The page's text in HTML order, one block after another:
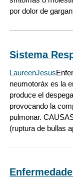
por dolor de
Sistema
LaureenJesus
neumotoráx es la
produce el
provocando la
pulmonar.
(ruptura de bullas